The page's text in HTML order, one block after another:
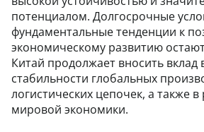
потенциалом. Долгосрочные
фундаментальные тенденции к
экономическому развитию
Китай продолжает вносить
стабильности глобальных
логистических цепочек, а также в
мировой экономики.